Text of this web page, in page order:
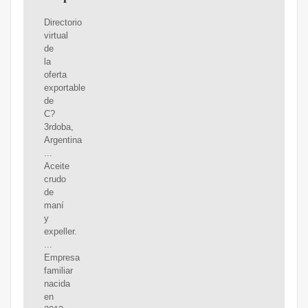
Directorio
virtual
de
la
oferta
exportable
de
C?
3rdoba,
Argentina
...
Aceite
crudo
de
maní
y
expeller.
...
Empresa
familiar
nacida
en